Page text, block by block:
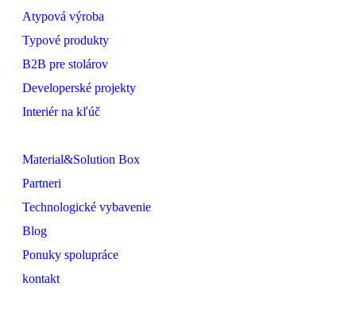
Atypová výroba
Typové produkty
B2B pre stolárov
Developerské projekty
Interiér na kľúč
Material&Solution Box
Partneri
Technologické vybavenie
Blog
Ponuky spolupráce
kontakt